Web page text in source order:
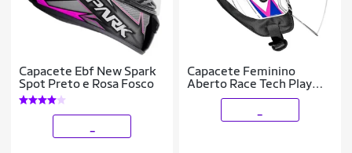
Capacete Ebf New Spark
Spot Preto e Rosa Fosco
Capacete Feminino
Aberto Race Tech Play
Fuzzy Branco e Rosa